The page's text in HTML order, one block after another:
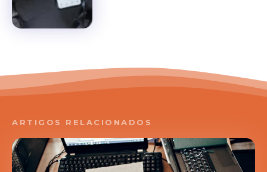
ARTIGOS RELACIONADOS